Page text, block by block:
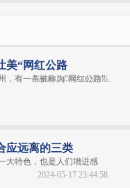
美“网红公路
有一条被称为“网红公路”...
2024-06-04 20:31:06
应远离的三类
大特色，也是人们增进感
2024-05-17 23:44:58